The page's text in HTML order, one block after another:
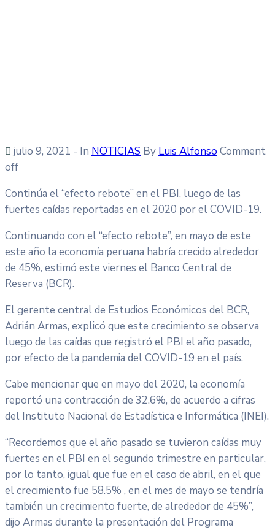
julio 9, 2021 - In NOTICIAS By Luis Alfonso Comment
off
Continúa el “efecto rebote” en el PBI, luego de las
fuertes caídas reportadas en el 2020 por el COVID-19.
Continuando con el “efecto rebote”, en mayo de este
este año la economía peruana habría crecido alrededor
de 45%, estimó este viernes el Banco Central de
Reserva (BCR).
El gerente central de Estudios Económicos del BCR,
Adrián Armas, explicó que este crecimiento se observa
luego de las caídas que registró el PBI el año pasado,
por efecto de la pandemia del COVID-19 en el país.
Cabe mencionar que en mayo del 2020, la economía
reportó una contracción de 32.6%, de acuerdo a cifras
del Instituto Nacional de Estadística e Informática (INEI).
“Recordemos que el año pasado se tuvieron caídas muy
fuertes en el PBI en el segundo trimestre en particular,
por lo tanto, igual que fue en el caso de abril, en el que
el crecimiento fue 58.5% , en el mes de mayo se tendría
también un crecimiento fuerte, de alrededor de 45%”,
dijo Armas durante la presentación del Programa